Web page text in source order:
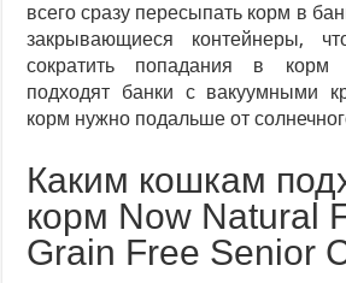
всего сразу пересыпать корм в
закрывающиеся контейнеры,
сократить попадания в корм
подходят банки с вакуумными
корм нужно подальше от
Каким кошкам
корм Now Natural
Grain Free Senior